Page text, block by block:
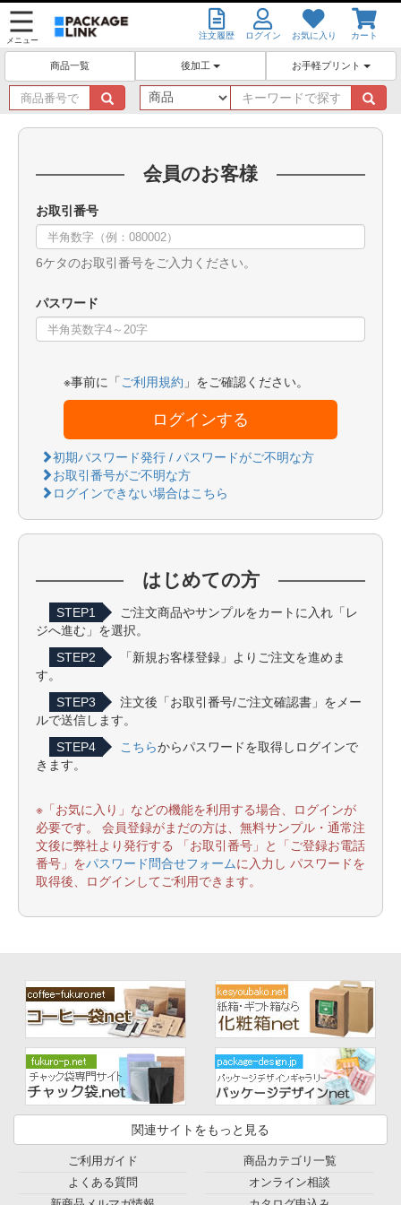
メニュー 注文履歴 ログイン お気に入り カート
商品一覧 後加工 お手軽プリント
商
品
番
キ
ー
ワ
会員のお客様
お取引番号
6ケタのお取引番号をご入力ください。
パスワード
※事前に「 ご利用規約 」をご確認ください。
ログインする
初期パスワード発行 / パスワードがご不明な方
お取引番号がご不明な方
ログインできない場合はこちら
はじめての方
STEP1
ご注文商品やサンプルをカートに入れ「レ
ジへ進む」を選択。
STEP2
「新規お客様登録」よりご注文を進めま
す。
STEP3
注文後「お取引番号/ご注文確認書」をメー
ルで送信します。
STEP4
こちらからパスワードを取得しログインで
きます。
※「お気に入り」などの機能を利用する場合、ログインが
必要です。 会員登録がまだの方は、無料サンプル・通常注
文後に弊社より発行する 「お取引番号」と「ご登録お電話
番号」をパスワード問合せフォームに入力し パスワードを
取得後、ログインしてご利用できます。
関連サイトをもっと見る
ご利用ガイド
よくある質問
商品カテゴリ一覧
オンライン相談